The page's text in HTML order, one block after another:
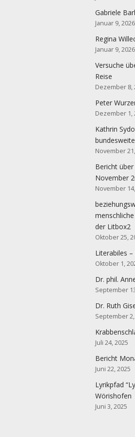
Gabriele
Januar 9, 2026
Regina
Januar 9, 2026
Versuche
Reise
Dezember 8,
Peter
Dezember 1,
Kathrin
November
Bericht
November
November
der Litbox2
Oktober 25,
Literabiles
Oktober 1,
Dr. phil.
September
Dr. Ruth
September 2,
Juli 24, 2025
Bericht
Juni 22, 2025
Lyrikpfad
Wörishofen
Juni 3, 2025